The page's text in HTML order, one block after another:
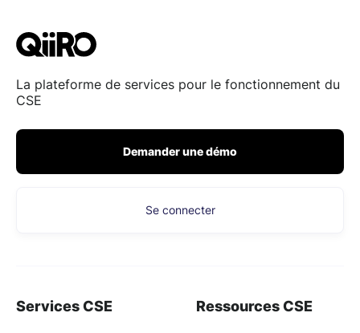
La plateforme de services pour le fonctionnement du
CSE
Demander une démo
Se connecter
Services CSE Ressources CSE